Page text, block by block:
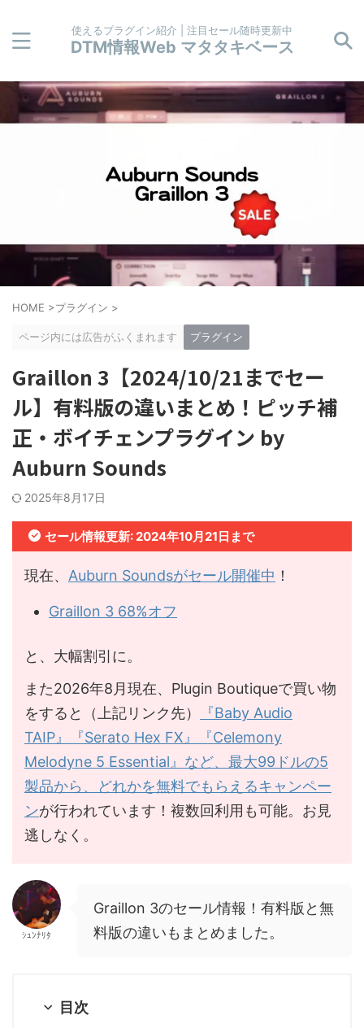
使えるプラグイン紹介 | 注目セール随時更新中
DTM情報Web マタタキベース
HOME >プラグイン >
ページ内には広告がふくまれます プラグイン
Graillon 3【2024/10/21までセー
ル】有料版の違いまとめ！ピッチ補
正・ボイチェンプラグイン by
Auburn Sounds
2025年8月17日
セール情報更新: 2024年10月21日まで
現在、 Auburn Soundsがセール開催中 ！
Graillon 3 68%オフ
と、大幅割引に。
また2026年8月現在、Plugin Boutiqueで買い物
をすると（上記リンク先）
『Baby Audio
TAIP』『Serato Hex FX』『Celemony
Melodyne 5 Essential』など、最大99ドルの5
製品から、どれかを無料でもらえるキャンペー
ンが行われています！複数回利用も可能。お見
逃しなく。
ｼｭﾝﾅﾘﾀ
Graillon 3のセール情報！有料版と無
料版の違いもまとめました。
目次